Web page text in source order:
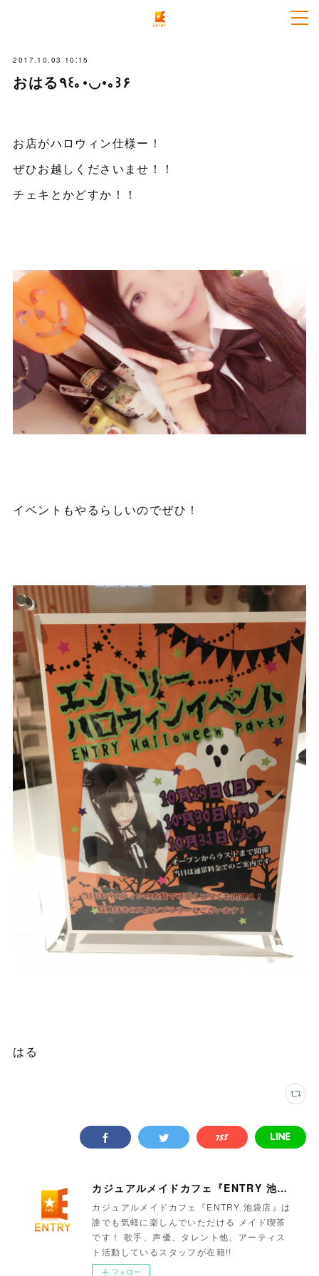
2017.10.03 10:15
おはる٩꒰｡•◡•｡꒱۶
お店がハロウィン仕様ー！
ぜひお越しくださいませ！！
チェキとかどすか！！
イベントもやるらしいのでぜひ！
はる
カジュアルメイドカフェ『ENTRY 池袋店』
カジュアルメイドカフェ『ENTRY 池袋店』は
誰でも気軽に楽しんでいただける メイド喫茶
です！ 歌手、声優、タレント他、アーティス
ト活動しているスタッフが在籍!!
フォロー